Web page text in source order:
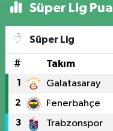
Süper Lig
Süper Lig
# Takım
1 Galatasaray
2 Fenerbahçe
3 Trabzonspor